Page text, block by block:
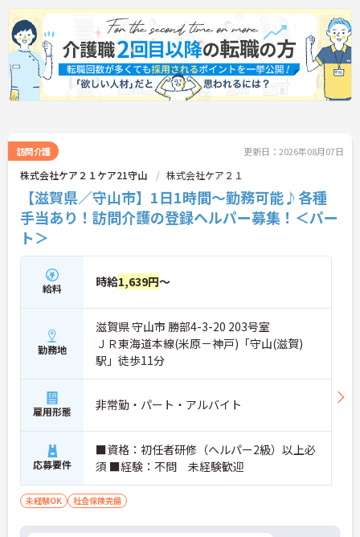
訪問介護 更新日：2026年08月07日
株式会社ケア２１ケア21守山 株式会社ケア２１
【滋賀県／守山市】1日1時間～勤務可能♪各種
手当あり！訪問介護の登録ヘルパー募集！＜パー
ト＞
給料 時給1,639円～
勤務地
滋賀県 守山市 勝部4-3-20 203号室
ＪＲ東海道本線(米原－神戸)「守山(滋賀)
駅」徒歩11分
雇用形態 非常勤・パート・アルバイト
応募要件
■資格：初任者研修（ヘルパー2級）以上必
須 ■経験：不問 未経験歓迎
未経験OK 社会保険完備